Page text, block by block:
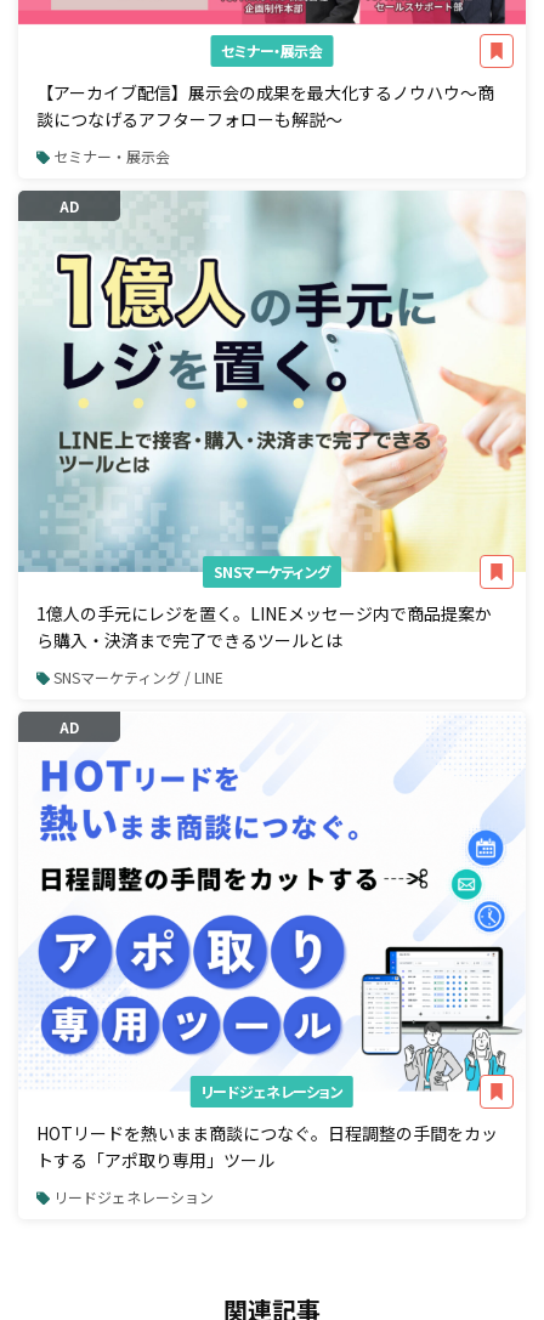
セミナー・展示会
【アーカイブ配信】展示会の成果を最大化するノウハウ～商
談につなげるアフターフォローも解説～
セミナー・展示会
AD
SNSマーケティング
1億人の手元にレジを置く。LINEメッセージ内で商品提案か
ら購入・決済まで完了できるツールとは
SNSマーケティング / LINE
AD
リードジェネレーション
HOTリードを熱いまま商談につなぐ。日程調整の手間をカッ
トする「アポ取り専用」ツール
リードジェネレーション
関連記事